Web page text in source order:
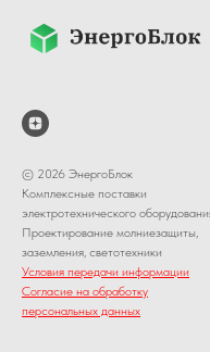
© 2026 ЭнергоБлок
Комплексные поставки
электротехнического
Проектирование молниезащиты,
заземления, светотехники
Условия передачи информации
Согласие на обработку
персональных данных